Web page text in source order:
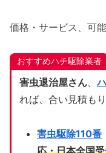
価格・サービス、可
おすすめハチ駆除業者
害虫退治屋さん、
れば、合い見積も
害虫駆除110番